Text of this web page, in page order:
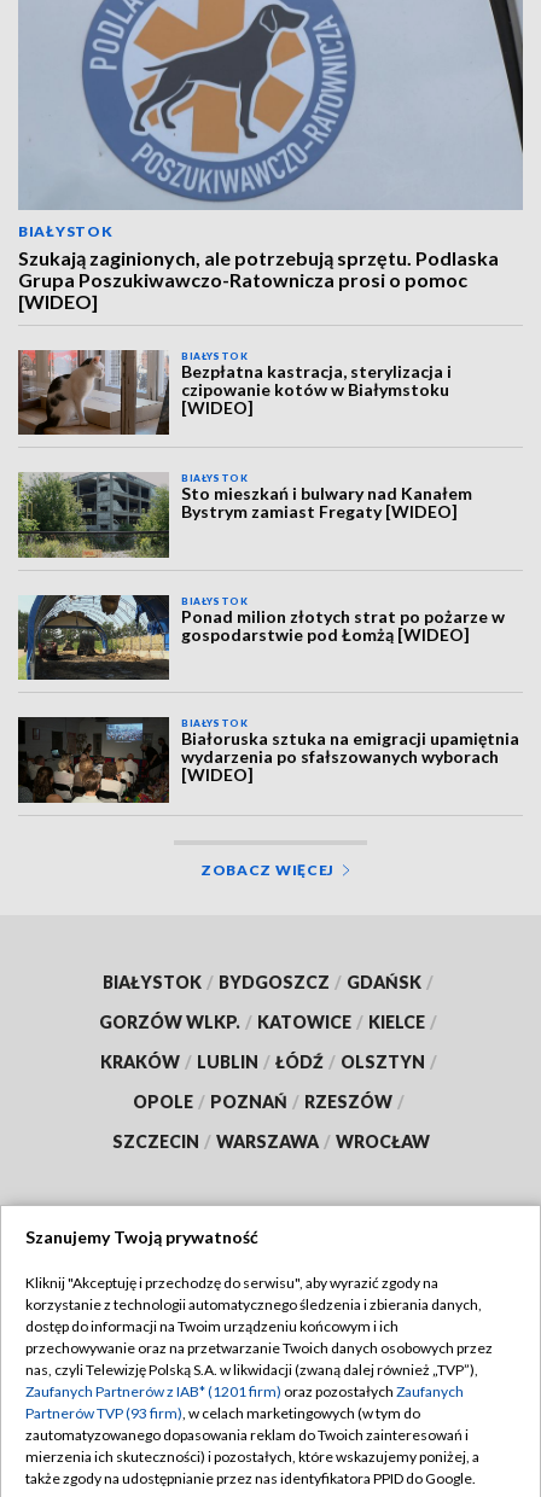
BIAŁYSTOK
Szukają zaginionych, ale potrzebują sprzętu. Podlaska
Grupa Poszukiwawczo-Ratownicza prosi o pomoc
[WIDEO]
BIAŁYSTOK
Bezpłatna kastracja, sterylizacja i
czipowanie kotów w Białymstoku
[WIDEO]
BIAŁYSTOK
Sto mieszkań i bulwary nad Kanałem
Bystrym zamiast Fregaty [WIDEO]
BIAŁYSTOK
Ponad milion złotych strat po pożarze w
gospodarstwie pod Łomżą [WIDEO]
BIAŁYSTOK
Białoruska sztuka na emigracji upamiętnia
wydarzenia po sfałszowanych wyborach
[WIDEO]
ZOBACZ WIĘCEJ
BIAŁYSTOK / BYDGOSZCZ / GDAŃSK /
GORZÓW WLKP. / KATOWICE / KIELCE /
KRAKÓW / LUBLIN / ŁÓDŹ / OLSZTYN /
OPOLE / POZNAŃ / RZESZÓW /
SZCZECIN / WARSZAWA / WROCŁAW
TVP
Abonament TVP
Emisja w TVP
Centrum informacji TVP
Naziemna Telewizja Cyfrowa
Regulamin TVP
Polityka prywatności
Moje zgody
Pomoc
Szanujemy Twoją prywatność
Kliknij "Akceptuję i przechodzę do serwisu", aby wyrazić zgody na
korzystanie z technologii automatycznego śledzenia i zbierania danych,
dostęp do informacji na Twoim urządzeniu końcowym i ich
przechowywanie oraz na przetwarzanie Twoich danych osobowych przez
nas, czyli Telewizję Polską S.A. w likwidacji (zwaną dalej również „TVP”),
Zaufanych Partnerów z IAB* (1201 firm) oraz pozostałych Zaufanych
Partnerów TVP (93 firm), w celach marketingowych (w tym do
zautomatyzowanego dopasowania reklam do Twoich zainteresowań i
mierzenia ich skuteczności) i pozostałych, które wskazujemy poniżej, a
także zgody na udostępnianie przez nas identyfikatora PPID do Google.